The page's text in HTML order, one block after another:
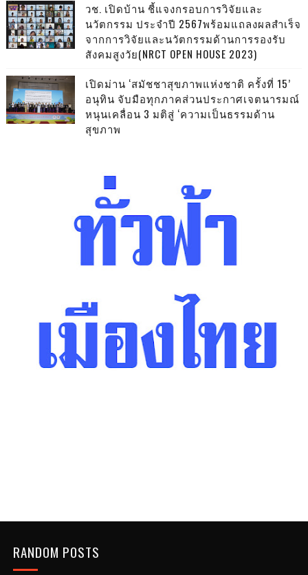
วช. เปิดบ้าน ชี้แจงกรอบการวิจัยและ
นวัตกรรม ประจำปี 2567พร้อมแถลงผลสำเร็จ
จากการวิจัยและนวัตกรรมด้านการรองรับ
สังคมสูงวัย(NRCT OPEN HOUSE 2023)
เปิดม่าน ‘สมัชชาสุขภาพแห่งชาติ ครั้งที่ 15’
อนุทิน จับมือทุกภาคส่วนประกาศเจตนารมณ์
หนุนเคลื่อน 3 มติสู่ ‘ความเป็นธรรมด้าน
สุขภาพ
RANDOM POSTS